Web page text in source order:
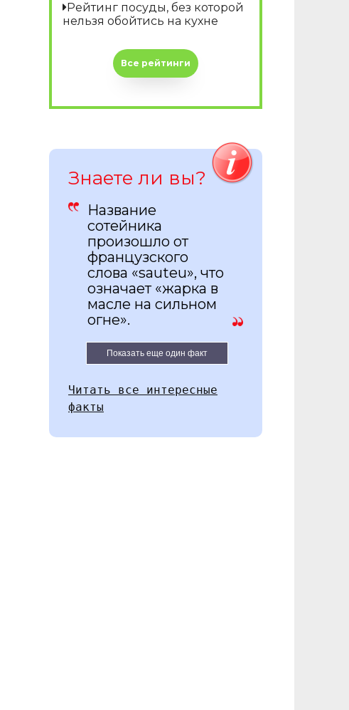
Рейтинг посуды, без которой
нельзя обойтись на кухне
Все рейтинги
Знаете ли вы?
Название
сотейника
произошло от
французского
слова «sauteu», что
означает «жарка в
масле на сильном
огне».
Показать еще один факт
Читать все интересные
факты